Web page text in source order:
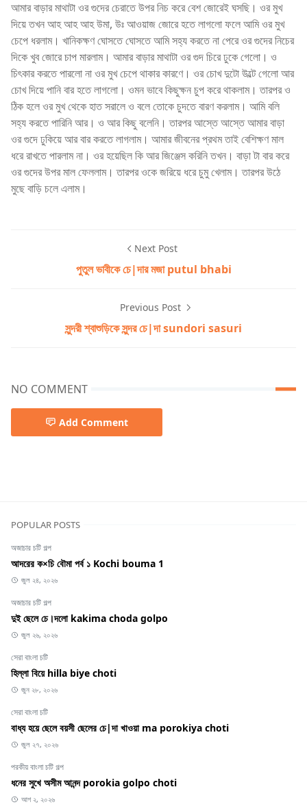
আমার বাড়ার মাথাটা ওর গুদের চেরাতে উপর নিচ করে বেশ জোরেই ঘসছি। ওর মুখ
দিয়ে তখন আহ আহ আহ উমা, উঃ আওয়াজ জোরে হতে লাগলো ফলে আমি ওর মুখ
চেপে ধরলাম। খানিকক্ষণ ঘোসতে ঘোসতে আমি সহ্য করতে না পেরে ওর গুদের নিচের
দিকে খুব জোরে চাপ মারলাম। আমার বাড়ার মাথাটা ওর গুদ চিরে ঢুকে গেলো। ও
চিৎকার করতে পারলো না ওর মুখ চেপে থাকার কারণে। ওর চোখ দুটো উল্টে গেলো আর
চোখ দিয়ে পানি বার হতে লাগলো। ওমন ভাবে কিছুক্ষন চুপ করে থাকলাম। তারপর ও
ঠিক হলে ওর মুখ থেকে হাত সরালে ও বলে তোকে চুদতে বারণ করলাম। আমি বলি
সহ্য করতে পারিনি আর। ও আর কিছু বলেনি। তারপর আস্তে আস্তে আমার বাড়া
ওর গুদে ঢুকিয়ে আর বার করতে লাগলাম। আমার জীবনের প্রথম তাই বেশিক্ষণ মাল
ধরে রাখতে পারলাম না। ওর হয়েছিল কি আর জিঞ্জেস করিনি তখন। বাড়া টা বার করে
ওর গুদের উপর মাল ফেললাম। তারপর ওকে জরিয়ে ধরে চুমু খেলাম। তারপর উঠে
মুছে বাড়ি চলে এলাম।
Next Post
পুতুল ভাবীকে চে|দার মজা putul bhabi
Previous Post
সুন্দরী শ্বাশুড়িকে সুন্দর চে|দা sundori sasuri
NO COMMENT
Add Comment
POPULAR POSTS
অজাচার চটি গল্প
আদরের ক×চি বৌমা পর্ব ১ Kochi bouma 1
জুল ২৪, ২০২৬
অজাচার চটি গল্প
দুই ছেলে চে।দলো kakima choda golpo
জুল ২৬, ২০২৬
সেরা বাংলা চটি
হিল্লা বিয়ে hilla biye choti
জুন ২৮, ২০২৬
সেরা বাংলা চটি
বাধ্য হয়ে ছেলে বয়সী ছেলের চে|দা খাওয়া ma porokiya choti
জুল ২৭, ২০২৬
পরকীয় বাংলা চটি গল্প
ধনের সুখে অসীম আনন্দ porokia golpo choti
আগ ২, ২০২৬